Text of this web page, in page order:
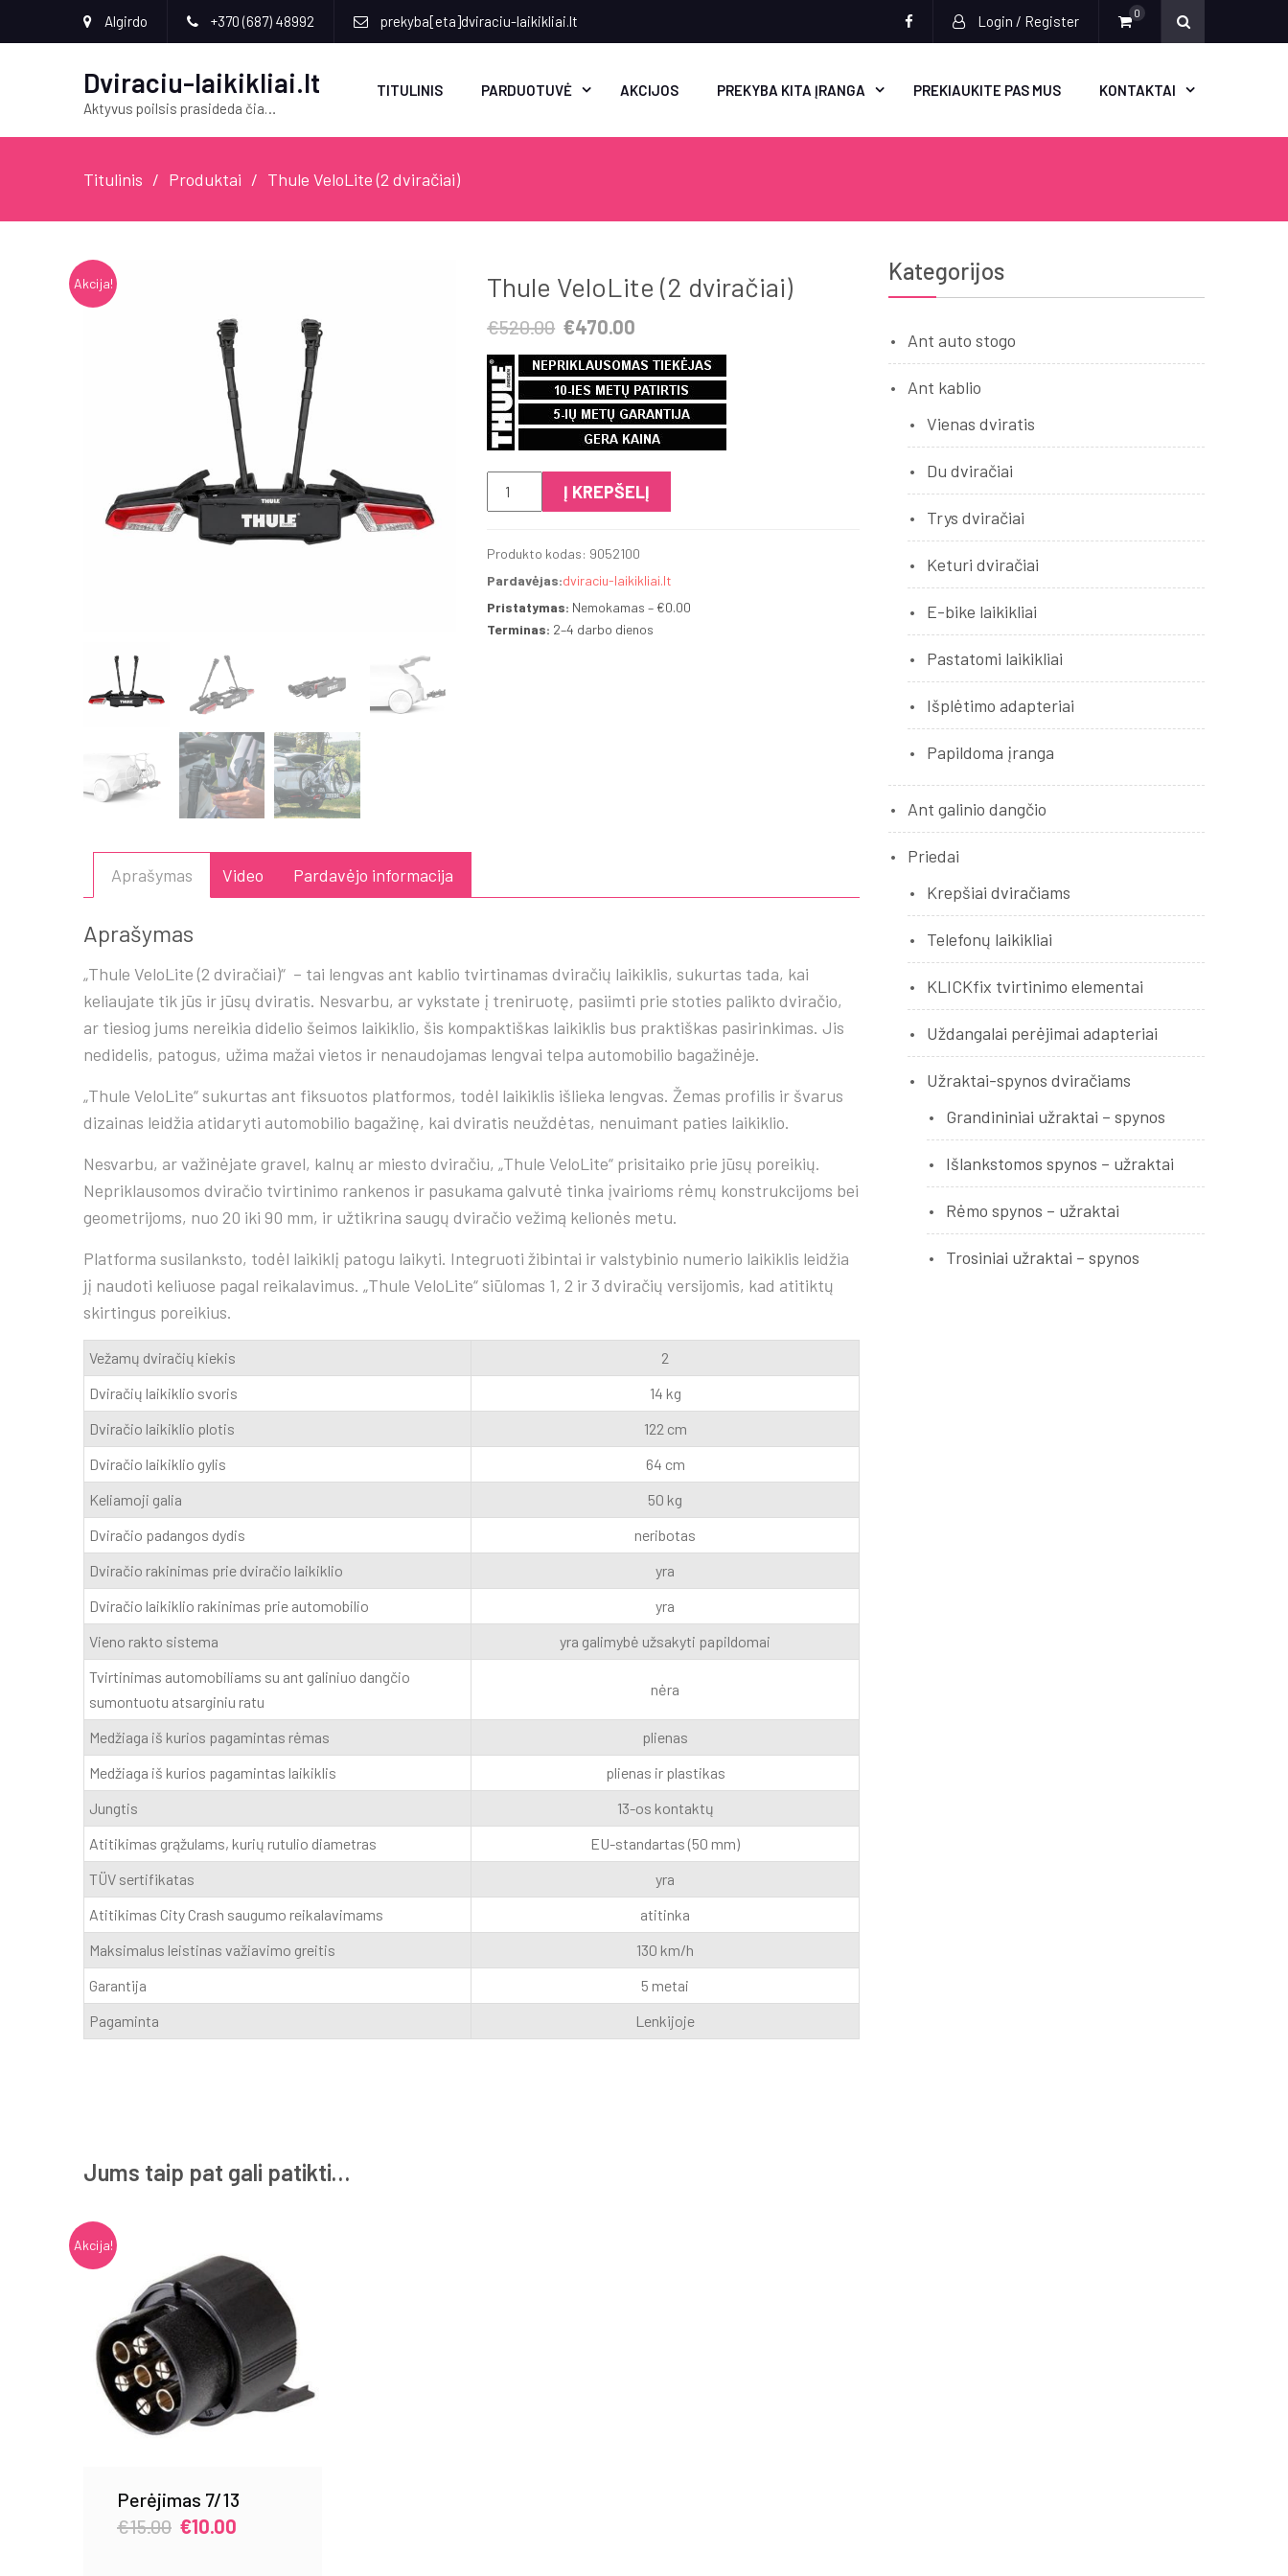
Algirdo +370 (687) 48992 prekyba[eta]dviraciu-laikikliai.lt Login / Register 0
Dviraciu-laikikliai.lt
Aktyvus poilsis prasideda čia…
TITULINIS PARDUOTUVĖ AKCIJOS PREKYBA KITA ĮRANGA PREKIAUKITE PAS MUS KONTAKTAI
Titulinis Produktai Thule VeloLite (2 dviračiai)
Akcija! Thule VeloLite (2 dviračiai)
€520.00 Original
price
was:
€520.00.
€470.00
price
is:
€470.00.
produkto
kiekis:
VeloLite
(2
dviračiai)
Į KREPŠELĮ
Produkto kodas: 9052100
Pardavėjas:dviraciu-laikikliai.lt
Pristatymas: Nemokamas – €0.00
Terminas: 2–4 darbo dienos
Aprašymas Video Pardavėjo informacija
Aprašymas
„Thule VeloLite (2 dviračiai)“ – tai lengvas ant kablio tvirtinamas dviračių laikiklis, sukurtas tada, kai
keliaujate tik jūs ir jūsų dviratis. Nesvarbu, ar vykstate į treniruotę, pasiimti prie stoties palikto dviračio,
ar tiesiog jums nereikia didelio šeimos laikiklio, šis kompaktiškas laikiklis bus praktiškas pasirinkimas. Jis
nedidelis, patogus, užima mažai vietos ir nenaudojamas lengvai telpa automobilio bagažinėje.
„Thule VeloLite“ sukurtas ant fiksuotos platformos, todėl laikiklis išlieka lengvas. Žemas profilis ir švarus
dizainas leidžia atidaryti automobilio bagažinę, kai dviratis neuždėtas, nenuimant paties laikiklio.
Nesvarbu, ar važinėjate gravel, kalnų ar miesto dviračiu, „Thule VeloLite“ prisitaiko prie jūsų poreikių.
Nepriklausomos dviračio tvirtinimo rankenos ir pasukama galvutė tinka įvairioms rėmų konstrukcijoms bei
geometrijoms, nuo 20 iki 90 mm, ir užtikrina saugų dviračio vežimą kelionės metu.
Platforma susilanksto, todėl laikiklį patogu laikyti. Integruoti žibintai ir valstybinio numerio laikiklis leidžia
jį naudoti keliuose pagal reikalavimus. „Thule VeloLite“ siūlomas 1, 2 ir 3 dviračių versijomis, kad atitiktų
skirtingus poreikius.
Vežamų dviračių kiekis
2
Dviračių laikiklio svoris
14 kg
Dviračio laikiklio plotis
122 cm
Dviračio laikiklio gylis
64 cm
Keliamoji galia
50 kg
Dviračio padangos dydis
neribotas
Dviračio rakinimas prie dviračio laikiklio
yra
Dviračio laikiklio rakinimas prie automobilio
yra
Vieno rakto sistema
yra galimybė užsakyti papildomai
Tvirtinimas automobiliams su ant galiniuo dangčio
sumontuotu atsarginiu ratu
nėra
Medžiaga iš kurios pagamintas rėmas
plienas
Medžiaga iš kurios pagamintas laikiklis
plienas ir plastikas
Jungtis
13-os kontaktų
Atitikimas grąžulams, kurių rutulio diametras
EU-standartas (50 mm)
TÜV sertifikatas
yra
Atitikimas City Crash saugumo reikalavimams
atitinka
Maksimalus leistinas važiavimo greitis
130 km/h
Garantija
5 metai
Pagaminta
Lenkijoje
Jums taip pat gali patikti…
Akcija!
Perėjimas 7/13
€15.00 Original
€10.00
Kategorijos
Ant auto stogo
Ant kablio
Vienas dviratis
Du dviračiai
Trys dviračiai
Keturi dviračiai
E-bike laikikliai
Pastatomi laikikliai
Išplėtimo adapteriai
Papildoma įranga
Ant galinio dangčio
Priedai
Krepšiai dviračiams
Telefonų laikikliai
KLICKfix tvirtinimo elementai
Uždangalai perėjimai adapteriai
Užraktai-spynos dviračiams
Grandininiai užraktai – spynos
Išlankstomos spynos – užraktai
Rėmo spynos – užraktai
Trosiniai užraktai – spynos